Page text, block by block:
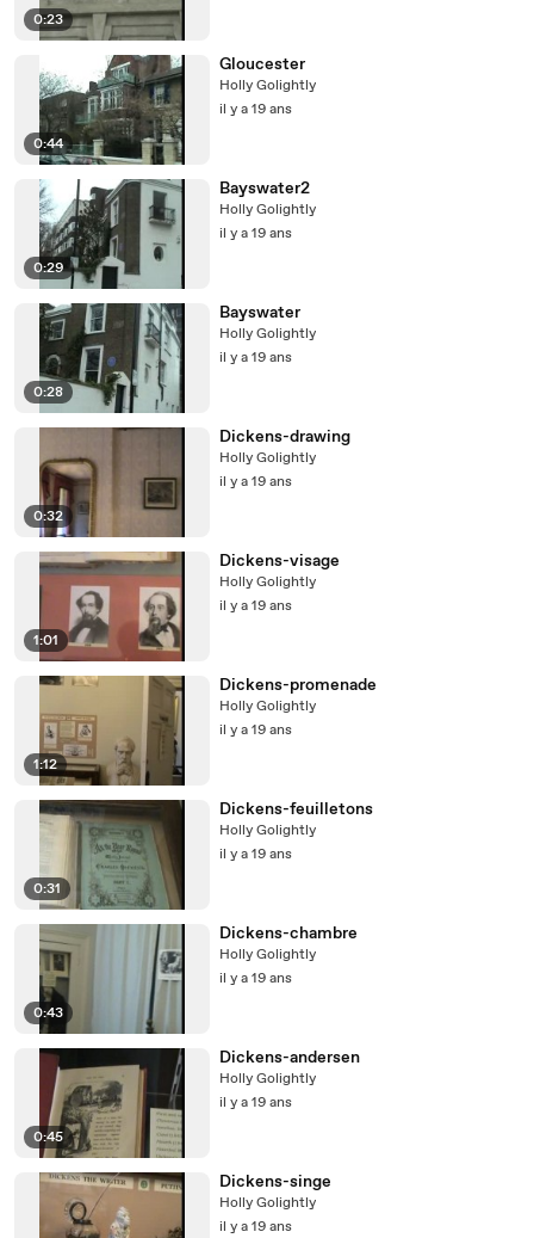
0:23
0:44
Gloucester
Holly Golightly
il y a 19 ans
0:29
Bayswater2
Holly Golightly
il y a 19 ans
0:28
Bayswater
Holly Golightly
il y a 19 ans
0:32
Dickens-drawing
Holly Golightly
il y a 19 ans
1:01
Dickens-visage
Holly Golightly
il y a 19 ans
1:12
Dickens-promenade
Holly Golightly
il y a 19 ans
0:31
Dickens-feuilletons
Holly Golightly
il y a 19 ans
0:43
Dickens-chambre
Holly Golightly
il y a 19 ans
0:45
Dickens-andersen
Holly Golightly
il y a 19 ans
Dickens-singe
Holly Golightly
il y a 19 ans